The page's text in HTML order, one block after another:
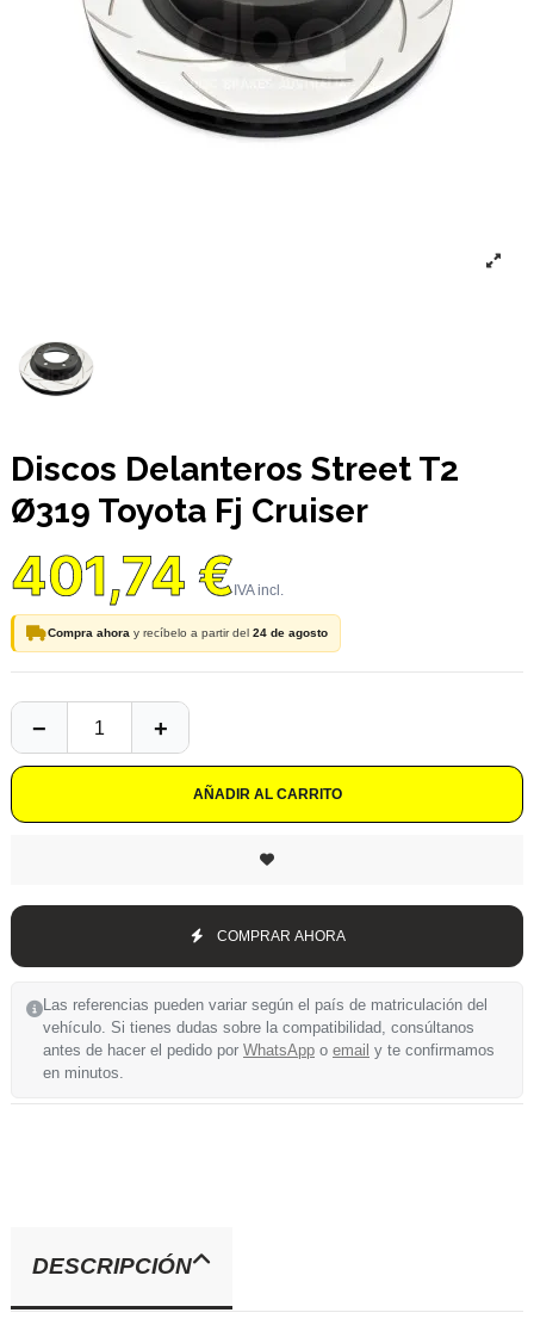
Discos Delanteros Street T2
Ø319 Toyota Fj Cruiser
401,74 €
Compra ahora y recíbelo a partir del 24 de agosto
AÑADIR AL CARRITO
COMPRAR AHORA
Las referencias pueden variar según el país de matriculación del
vehículo. Si tienes dudas sobre la compatibilidad, consúltanos
antes de hacer el pedido por WhatsApp o email y te confirmamos
en minutos.
DESCRIPCIÓN